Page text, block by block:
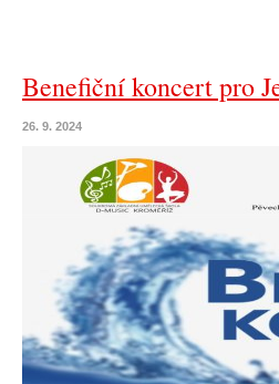
Benefiční koncert pro
26. 9. 2024